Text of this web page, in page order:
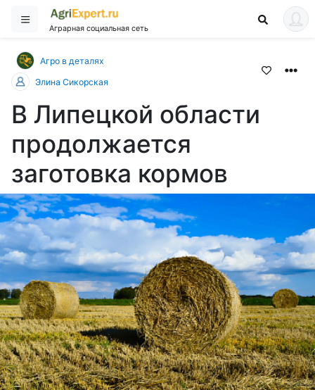
Аграрная социальная сеть
Агро в деталях
Элина Сикорская
В Липецкой области
продолжается
заготовка кормов